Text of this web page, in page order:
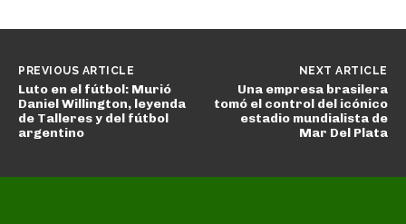
PREVIOUS ARTICLE
Luto en el fútbol: Murió
Daniel Willington, leyenda
de Talleres y del fútbol
argentino
NEXT ARTICLE
Una empresa brasilera
tomó el control del icónico
estadio mundialista de
Mar Del Plata